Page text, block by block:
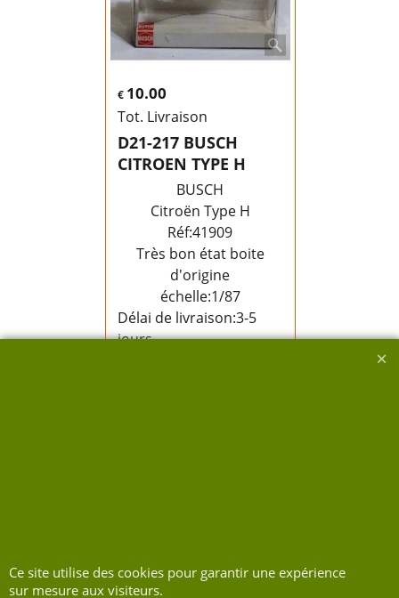
€ 10.00
Tot. Livraison
D21-217 BUSCH
CITROEN TYPE H
BUSCH
Citroën Type H
Réf:41909
Très bon état boite
d'origine
échelle:1/87
Délai de livraison:3-5
jours
Boutique en ligne créés avec le logiciel eCommerce ShopFactory
Ce site utilise des cookies pour garantir une expérience
sur mesure aux visiteurs.